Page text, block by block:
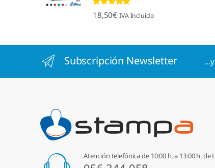
Valorado con
4.96de 5
18,50€ IVA Incluido
Subscripción Newsletter
Atención telefónica de 10:00 h. a 13:00 h. de